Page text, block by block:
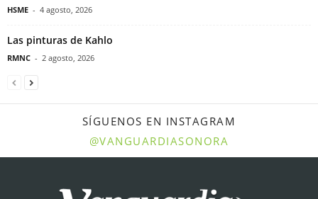
HSME - 4 agosto, 2026
Las pinturas de Kahlo
RMNC - 2 agosto, 2026
SÍGUENOS EN INSTAGRAM
@VANGUARDIASONORA